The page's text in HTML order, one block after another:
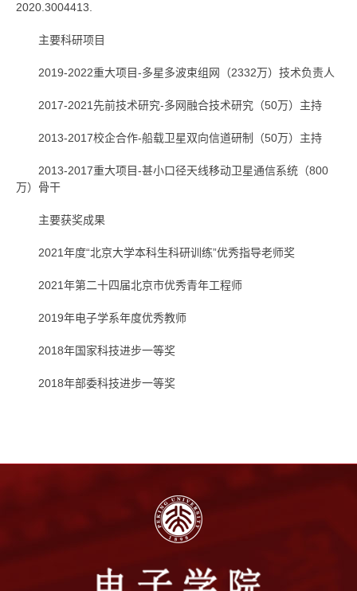
2020.3004413.
主要科研项目
2019-2022重大项目-多星多波束组网（2332万）技术负责人
2017-2021先前技术研究-多网融合技术研究（50万）主持
2013-2017校企合作-船载卫星双向信道研制（50万）主持
2013-2017重大项目-甚小口径天线移动卫星通信系统（800
万）骨干
主要获奖成果
2021年度“北京大学本科生科研训练”优秀指导老师奖
2021年第二十四届北京市优秀青年工程师
2019年电子学系年度优秀教师
2018年国家科技进步一等奖
2018年部委科技进步一等奖